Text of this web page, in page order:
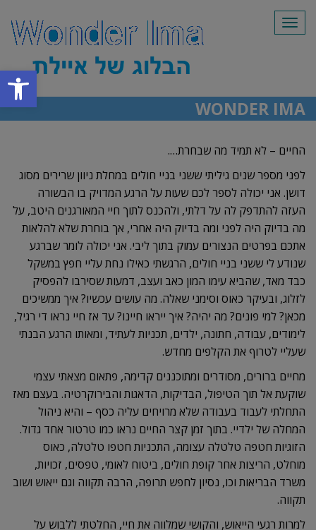
פתח
תפריט
WONDER IMA
החיים – לא תמיד מה שבחרת….
לפני מספר שנים גיליתי ששני בניי חולים במחלת ניוון שרירים מסוג
דושן. אני יכולה לספר לכם שעות על הרגע המדויק בו הבשורה
העזה להתדפק לה על דלתי, ולהכנס לתוך חיי המאורגנים היטב, על
מה בדיוק היה לפני ומה בדיוק היה אחרי, אך בוחרת שלא להלאות
אתכם בפרטים הנצורים עמוק בתוך ליבי. אני יכולה לומר שברגע
שנודע לי ששני בניי חולים, הרגשתי כאילו נחת עליי חפץ במשקל
כבד מאד, שהביא עימו המון כאב ועצב, דמעות שסירבו להפסיק
לזלוג, ובעיקר כאוס וסימני שאלה. מה עושים עכשיו? איך ממשיכים
מכאן? למי פונים? מה יהיה? איך ייראו חיינו? עד אז חיי נראו די רגיל,
לימודים, עבודה, חתונה, ילדים, תכניות לעתיד, ומאותו הרגע הבנתי
שעליי לטרוף את הקלפים מחדש.
מחיים ברורים, מסודרים ומתוכננים קדימה, פתאום מצאתי עצמי
שוקעת אל תוך הטיפול, הבדיקות, הדאגות והבירוקרטיה. בעצם מאז
התחלתי לעבוד בעבודה שלא מרויחים עליה כסף – והיא ניהול
המחלה של ילדיי. בתוך זמן קצר החיים נראו כמו טרטור אחד גדול.
הזוגיות חטפה טלטלה עצומה, התכניות חטפו טלטלה, כאוס
מוחלט, הריצות אחר קופת חולים, ביטוח לאומי, טפסים, זכויות,
משרד הבריאות וכו, נסיון לחפש תרופה, הרבה תקווה וגם ייאוש ושוב
תקווה.
למרות רגעי הייאוש, והקושי שמלווה את חיי, החלטתי ללבוש על